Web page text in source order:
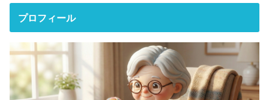
プロフィール